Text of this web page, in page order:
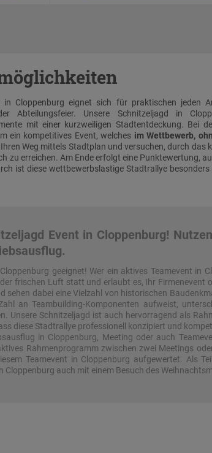
in Cloppenburg eignet sich für praktischen jeden
Abteilungsfeier. Unsere Schnitzeljagd in
mit einer kurzweiligen Stadtentdeckung. Bei
ein kompetitives Event, welches im Wettbewerb,
Weg mittels Stadtplan und versuchen, durch das
zu erreichen. Am Ende erfolgt eine Punktewertung,
ist diese wettbewerbslastige Stadtrallye
Event in Cloppenburg!
geeignet! Wer ein aktives Teamevent in
frischen Luft statt und erlaubt es, Ihr Firmenevent
dabei eine Vielzahl von historischen
an Teambuilding-Komponenten aufweist,
Unsere Schnitzeljagd ist auch hervorragend als
diese Stadtrallye professionell konzipiert und
in Cloppenburg, Meeting oder auch
Rahmenprogramm zwischen zwei Meetings
Teamevent in Cloppenburg aufgewertet. Als
auch mit einem Besuch des